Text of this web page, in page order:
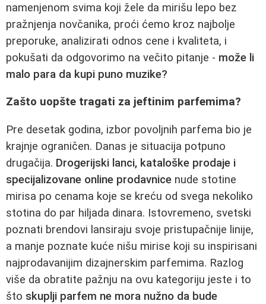
namenjenom svima koji žele da mirišu lepo bez
pražnjenja novčanika, proći ćemo kroz najbolje
preporuke, analizirati odnos cene i kvaliteta, i
pokušati da odgovorimo na večito pitanje - može li
malo para da kupi puno muzike?
Zašto uopšte tragati za jeftinim parfemima?
Pre desetak godina, izbor povoljnih parfema bio je
krajnje ograničen. Danas je situacija potpuno
drugačija. Drogerijski lanci, kataloške prodaje i
specijalizovane online prodavnice nude stotine
mirisa po cenama koje se kreću od svega nekoliko
stotina do par hiljada dinara. Istovremeno, svetski
poznati brendovi lansiraju svoje pristupačnije linije,
a manje poznate kuće nišu mirise koji su inspirisani
najprodavanijim dizajnerskim parfemima. Razlog
više da obratite pažnju na ovu kategoriju jeste i to
što skuplji parfem ne mora nužno da bude